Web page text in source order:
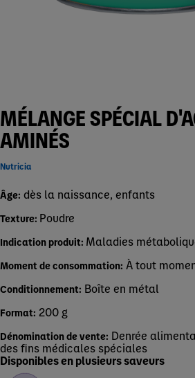
MÉLANGE SPÉCIAL
AMINÉS
Nutricia
Âge: dès la naissance, enfants
Texture: Poudre
Indication produit: Maladies
Moment de consommation: À tout
Conditionnement: Boîte en métal
Format: 200 g
Dénomination de vente: Denrée
des fins médicales spéciales
Disponibles en plusieurs saveurs